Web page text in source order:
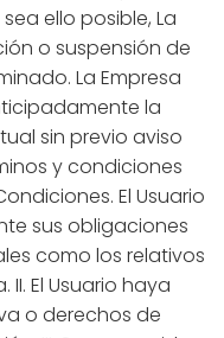
ello posible, La
o suspensión de
La Empresa
la
sin previo aviso
y condiciones
El Usuario
sus obligaciones
como los relativos
El Usuario haya
o derechos de